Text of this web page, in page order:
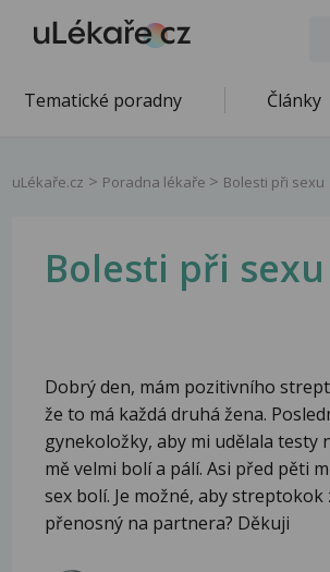
Tematické poradny Články
uLékaře.cz Poradna lékaře Bolesti při sexu
Bolesti při sexu
Dobrý den, mám pozitivního
že to má každá druhá žena.
gynekoložky, aby mi udělala testy
mě velmi bolí a pálí. Asi před pěti
sex bolí. Je možné, aby
přenosný na partnera? Děkuji